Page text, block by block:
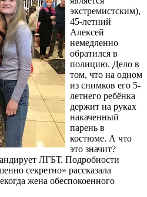
экстремистским),
45-летний
Алексей
немедленно
обратился в
полицию. Дело в
том, что на одном
из снимков его 5-
летнего ребёнка
держит на руках
накаченный
парень в
костюме. А что
это значит?
ЛГБТ. Подробности
секретно» рассказала
жена обеспокоенного